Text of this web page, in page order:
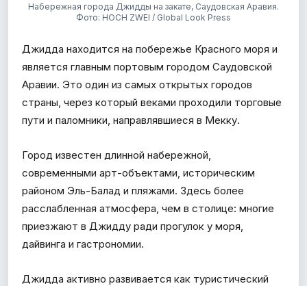
Набережная города Джидды на закате, Саудовская Аравия.
Фото: HOCH ZWEI / Global Look Press
Джидда находится на побережье Красного моря и
является главным портовым городом Саудовской
Аравии. Это один из самых открытых городов
страны, через который веками проходили торговые
пути и паломники, направлявшиеся в Мекку.
Город известен длинной набережной,
современными арт-объектами, историческим
районом Эль-Балад и пляжами. Здесь более
расслабленная атмосфера, чем в столице: многие
приезжают в Джидду ради прогулок у моря,
дайвинга и гастрономии.
Джидда активно развивается как туристический